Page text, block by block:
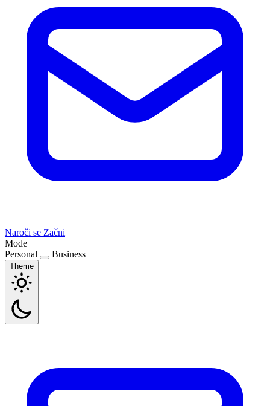
Naroči se Začni
Mode
Personal
Business
Theme